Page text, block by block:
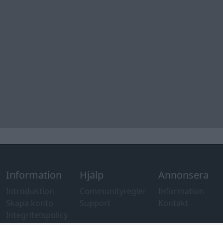
Information Hjälp Annonsera